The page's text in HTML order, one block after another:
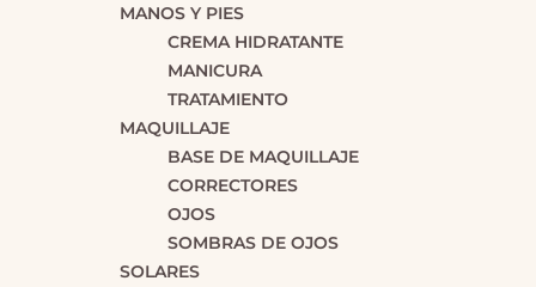
MANOS Y PIES
CREMA HIDRATANTE
MANICURA
TRATAMIENTO
MAQUILLAJE
BASE DE MAQUILLAJE
CORRECTORES
OJOS
SOMBRAS DE OJOS
SOLARES